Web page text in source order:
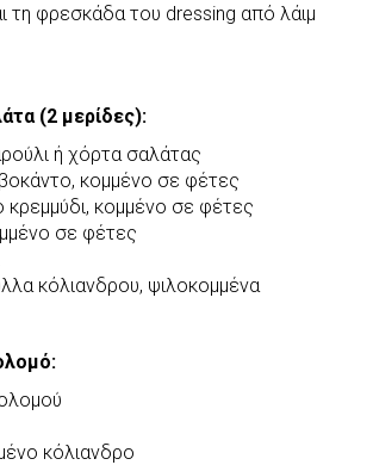
τη φρεσκάδα του dressing από λάιμ
(2 μερίδες):
ή χόρτα σαλάτας
κομμένο σε φέτες
κρεμμύδι, κομμένο σε φέτες
σε φέτες
κόλιανδρου, ψιλοκομμένα
κόλιανδρο